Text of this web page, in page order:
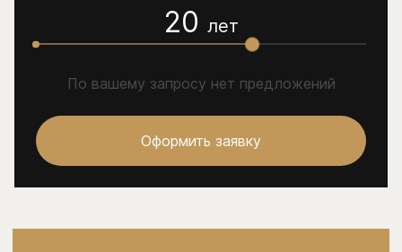
20 лет
По вашему запросу нет предложений
Оформить заявку